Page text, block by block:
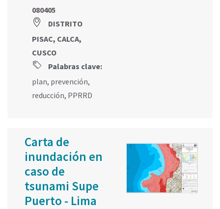
080405
DISTRITO
PISAC, CALCA,
CUSCO
Palabras clave:
plan, prevención,
reducción, PPRRD
Carta de
inundación en
caso de
tsunami Supe
Puerto - Lima